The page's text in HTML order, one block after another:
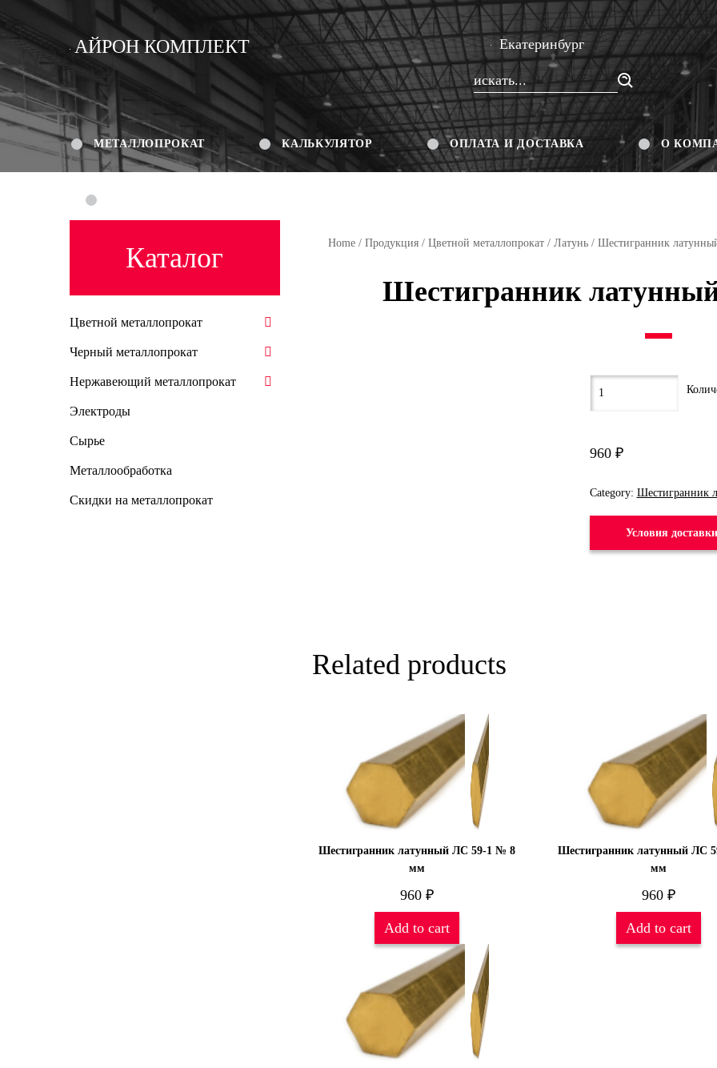
АЙРОН КОМПЛЕКТ Екатеринбург
МЕТАЛЛОПРОКАТ КАЛЬКУЛЯТОР ОПЛАТА И ДОСТАВКА О
Home/ Продукция/ Цветной металлопрокат/ Латунь/ Шестигранник
Шестигранник
960 ₽
Category: Шестигранник
Условия доставки
Related products
Шестигранник латунный ЛС 59-1 № 8
мм
960 ₽
Add to cart
Шестигранник латунный ЛС
мм
960₽
Add to cart
Каталог
Цветной металлопрокат
Черный металлопрокат
Нержавеющий металлопрокат
Электроды
Сырье
Металлообработка
Скидки на металлопрокат